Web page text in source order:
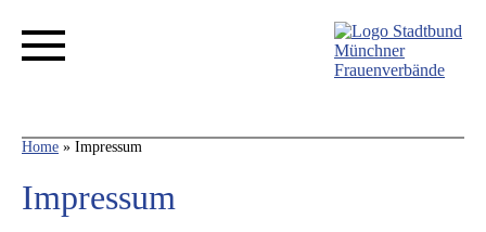
Home » Impressum
Impressum